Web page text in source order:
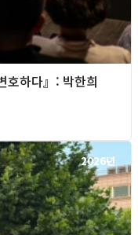
하다』: 박한희
2026년